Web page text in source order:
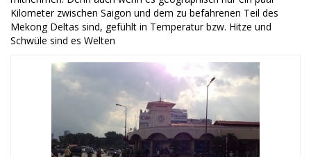
Kilometer zwischen Saigon und dem zu befahrenen Teil des
Mekong Deltas sind, gefühlt in Temperatur bzw. Hitze und
Schwüle sind es Welten